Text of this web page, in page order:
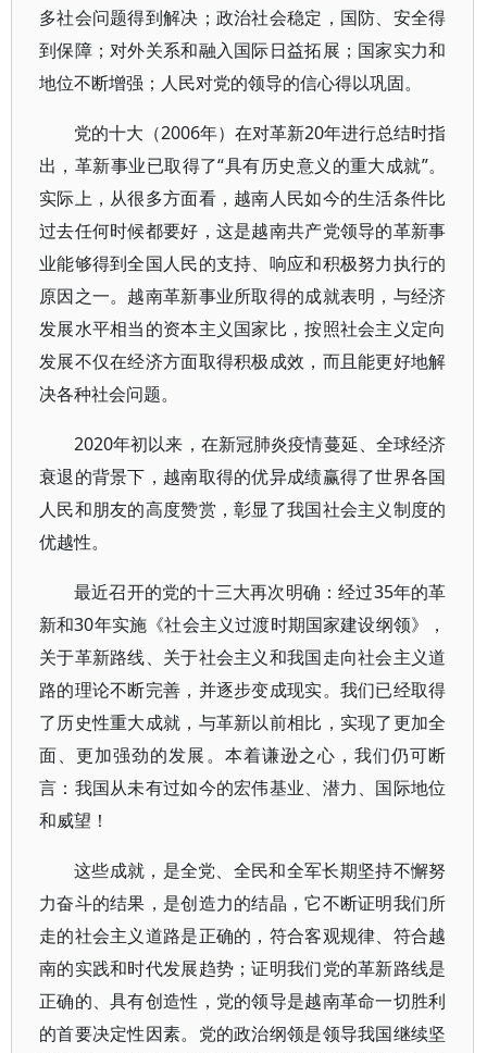
多社会问题得到解决；政治社会稳定，国防、安全得
到保障；对外关系和融入国际日益拓展；国家实力和
地位不断增强；人民对党的领导的信心得以巩固。
党的十大（2006年）在对革新20年进行总结时指
出，革新事业已取得了“具有历史意义的重大成就”。
实际上，从很多方面看，越南人民如今的生活条件比
过去任何时候都要好，这是越南共产党领导的革新事
业能够得到全国人民的支持、响应和积极努力执行的
原因之一。越南革新事业所取得的成就表明，与经济
发展水平相当的资本主义国家比，按照社会主义定向
发展不仅在经济方面取得积极成效，而且能更好地解
决各种社会问题。
2020年初以来，在新冠肺炎疫情蔓延、全球经济
衰退的背景下，越南取得的优异成绩赢得了世界各国
人民和朋友的高度赞赏，彰显了我国社会主义制度的
优越性。
最近召开的党的十三大再次明确：经过35年的革
新和30年实施《社会主义过渡时期国家建设纲领》，
关于革新路线、关于社会主义和我国走向社会主义道
路的理论不断完善，并逐步变成现实。我们已经取得
了历史性重大成就，与革新以前相比，实现了更加全
面、更加强劲的发展。本着谦逊之心，我们仍可断
言：我国从未有过如今的宏伟基业、潜力、国际地位
和威望！
这些成就，是全党、全民和全军长期坚持不懈努
力奋斗的结果，是创造力的结晶，它不断证明我们所
走的社会主义道路是正确的，符合客观规律、符合越
南的实践和时代发展趋势；证明我们党的革新路线是
正确的、具有创造性，党的领导是越南革命一切胜利
的首要决定性因素。党的政治纲领是领导我国继续坚